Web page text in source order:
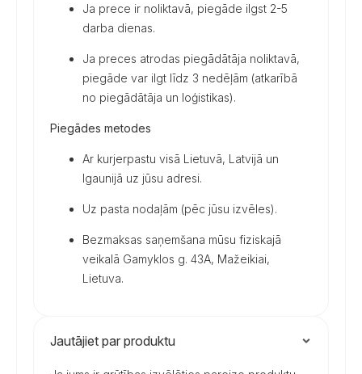
Ja prece ir noliktavā, piegāde ilgst 2-5
darba dienas.
Ja preces atrodas piegādātāja noliktavā,
piegāde var ilgt līdz 3 nedēļām (atkarībā
no piegādātāja un loģistikas).
Piegādes metodes
Ar kurjerpastu visā Lietuvā, Latvijā un
Igaunijā uz jūsu adresi.
Uz pasta nodaļām (pēc jūsu izvēles).
Bezmaksas saņemšana mūsu fiziskajā
veikalā Gamyklos g. 43A, Mažeikiai,
Lietuva.
Jautājiet par produktu